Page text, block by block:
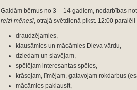
Gaidām bērnus no 3 – 14 gadiem, nodarbības
reizi mēnesī, otrajā svētdienā plkst. 12:00
draudzējamies,
klausāmies un mācāmies Dieva vārdu,
dziedam un slavējam,
spēlējam interesantas spēles,
krāsojam, līmējam, gatavojam rokdarbus
mācāmies paklausīt,